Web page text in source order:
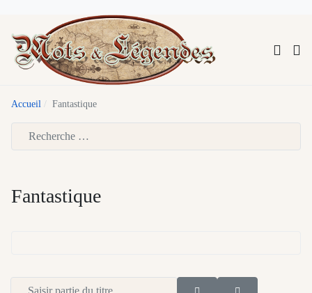
Accueil Fantastique
Fantastique
Saisir partie du titre